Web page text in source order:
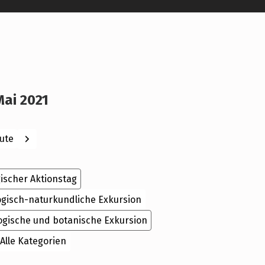
2021
Weiter
Aktionstag
naturkundliche Exkursion
und botanische Exkursion
Alle Kategorien